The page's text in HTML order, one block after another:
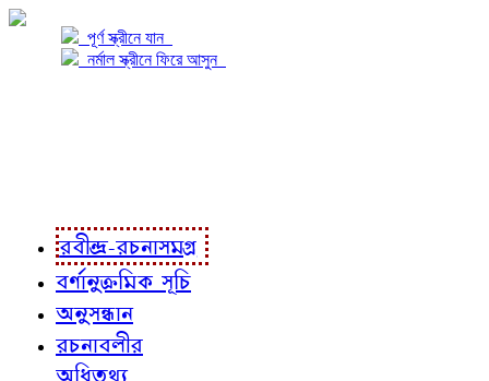
পূর্ণ স্ক্রীনে যান
নর্মাল স্ক্রীনে ফিরে আসুন
রবীন্দ্র-রচনাসমগ্র
বর্ণানুক্রমিক সূচি
অনুসন্ধান
রচনাবলীর
অধিতথ্য